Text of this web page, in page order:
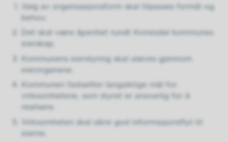
Valg av organisasjonsform skal tilpasses formål og
behov.
Det skal være åpenhet rundt Kvinesdal kommunes
eierskap.
Kommunens eierstyring skal utøves gjennom
eierorganene.
Kommunen fastsetter langsiktige mål for
virksomhetene, som styret er ansvarlig for å
realisere.
Virksomheten skal sikre god informasjonsflyt til
eierne.